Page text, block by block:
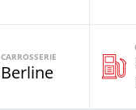
CARROSSERIE
Berline